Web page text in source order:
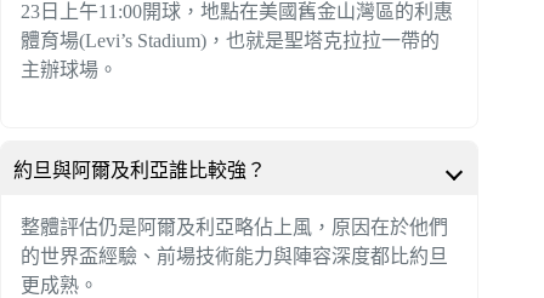
23日上午11:00開球，地點在美國舊金山灣區的利惠
體育場(Levi’s Stadium)，也就是聖塔克拉拉一帶的
主辦球場。
約旦與阿爾及利亞誰比較強？
整體評估仍是阿爾及利亞略佔上風，原因在於他們
的世界盃經驗、前場技術能力與陣容深度都比約旦
更成熟。